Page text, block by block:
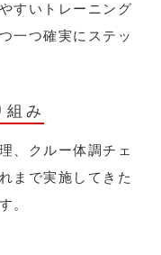
すいトレーニング
一つ確実にステッ
組み
、クルー体調チェ
まで実施してきた
。